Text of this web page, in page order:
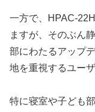
一方で、HPAC-
ますが、そのぶん
部にわたるアップ
地を重視するユー
特に寝室や子ども